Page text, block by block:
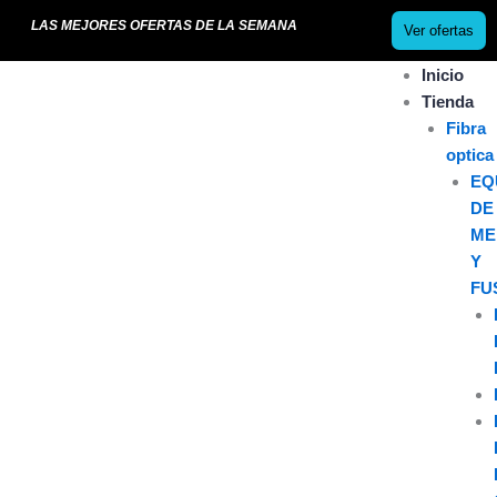
contenido
LAS MEJORES OFERTAS DE LA SEMANA Ver ofertas
Inicio
Tienda
Fibra
optica
DE
Y